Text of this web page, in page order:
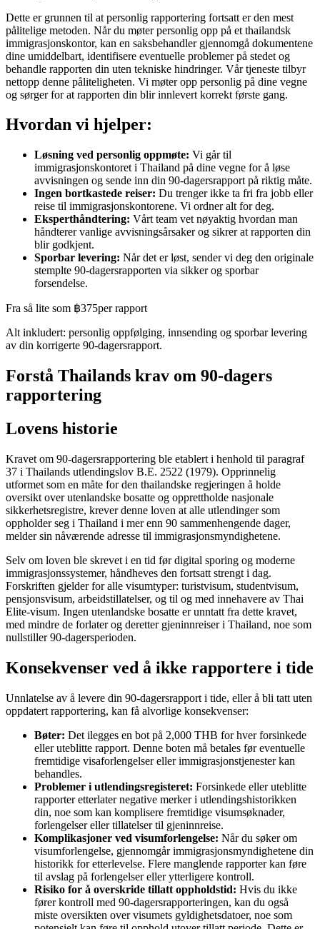
Dette er grunnen til at personlig rapportering fortsatt er den mest
pålitelige metoden. Når du møter personlig opp på et thailandsk
immigrasjonskontor, kan en saksbehandler gjennomgå dokumentene
dine umiddelbart, identifisere eventuelle problemer på stedet og
behandle rapporten din uten tekniske hindringer. Vår tjeneste tilbyr
nettopp denne påliteligheten. Vi møter opp personlig på dine vegne
og sørger for at rapporten din blir innlevert korrekt første gang.
Hvordan vi hjelper:
Løsning ved personlig oppmøte: Vi går til
immigrasjonskontoret i Thailand på dine vegne for å løse
avvisningen og sende inn din 90-dagersrapport på riktig måte.
Ingen bortkastede reiser: Du trenger ikke ta fri fra jobb eller
reise til immigrasjonskontorene. Vi ordner alt for deg.
Eksperthåndtering: Vårt team vet nøyaktig hvordan man
håndterer vanlige avvisningsårsaker og sikrer at rapporten din
blir godkjent.
Sporbar levering: Når det er løst, sender vi deg den originale
stemplte 90-dagersrapporten via sikker og sporbar
forsendelse.
Fra så lite som ฿375per rapport
Alt inkludert: personlig oppfølging, innsending og sporbar levering
av din korrigerte 90-dagersrapport.
Forstå Thailands krav om 90-dagers
rapportering
Lovens historie
Kravet om 90-dagersrapportering ble etablert i henhold til paragraf
37 i Thailands utlendingslov B.E. 2522 (1979). Opprinnelig
utformet som en måte for den thailandske regjeringen å holde
oversikt over utenlandske bosatte og opprettholde nasjonale
sikkerhetsregistre, krever denne loven at alle utlendinger som
oppholder seg i Thailand i mer enn 90 sammenhengende dager,
melder sin nåværende adresse til immigrasjonsmyndighetene.
Selv om loven ble skrevet i en tid før digital sporing og moderne
immigrasjonssystemer, håndheves den fortsatt strengt i dag.
Forskriften gjelder for alle visumtyper: turistvisum, studentvisum,
pensjonsvisum, arbeidstillatelser, og til og med innehavere av Thai
Elite-visum. Ingen utenlandske bosatte er unntatt fra dette kravet,
med mindre de forlater og deretter gjeninnreiser i Thailand, noe som
nullstiller 90‑dagersperioden.
Konsekvenser ved å ikke rapportere i tide
Unnlatelse av å levere din 90-dagersrapport i tide, eller å bli tatt uten
oppdatert rapportering, kan få alvorlige konsekvenser:
Bøter: Det ilegges en bot på 2,000 THB for hver forsinkede
eller uteblitte rapport. Denne boten må betales før eventuelle
fremtidige visaforlengelser eller immigrasjonstjenester kan
behandles.
Problemer i utlendingsregisteret: Forsinkede eller uteblitte
rapporter etterlater negative merker i utlendingshistorikken
din, noe som kan komplisere fremtidige visumsøknader,
forlengelser eller tillatelser til gjeninnreise.
Komplikasjoner ved visumforlengelse: Når du søker om
visumforlengelse, gjennomgår immigrasjonsmyndighetene din
historikk for etterlevelse. Flere manglende rapporter kan føre
til avslag på forlengelser eller ytterligere kontroll.
Risiko for å overskride tillatt oppholdstid: Hvis du ikke
fører kontroll med 90‑dagersrapporteringen, kan du også
miste oversikten over visumets gyldighetsdatoer, noe som